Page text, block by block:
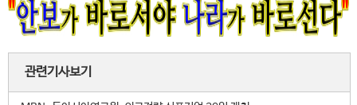
관련기사보기